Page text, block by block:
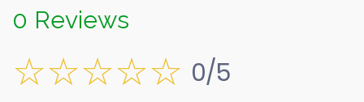
0 Reviews
0/5